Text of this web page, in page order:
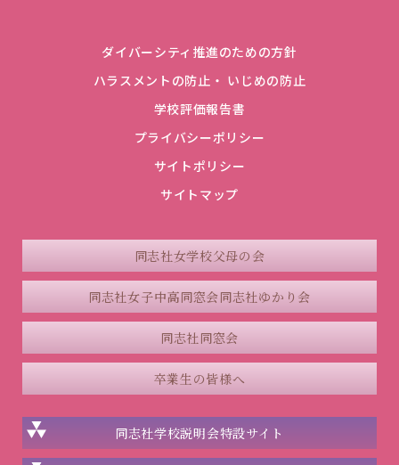
ダイバーシティ推進のための方針
ハラスメントの防止・ いじめの防止
学校評価報告書
プライバシーポリシー
サイトポリシー
サイトマップ
同志社女学校父母の会
同志社女子中高同窓会同志社ゆかり会
同志社同窓会
卒業生の皆様へ
同志社学校説明会特設サイト